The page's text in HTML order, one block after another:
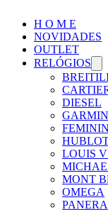
H O M E
NOVIDADES
OUTLET
RELÓGIOS
DIESEL
GARMIN
LOUIS
MONT
OMEGA